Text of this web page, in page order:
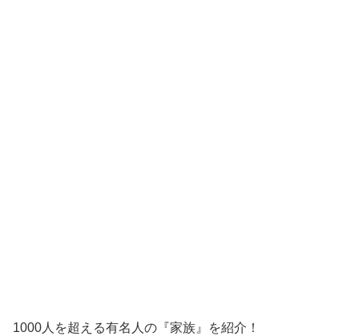
1000人を超える有名人の『家族』を紹介！